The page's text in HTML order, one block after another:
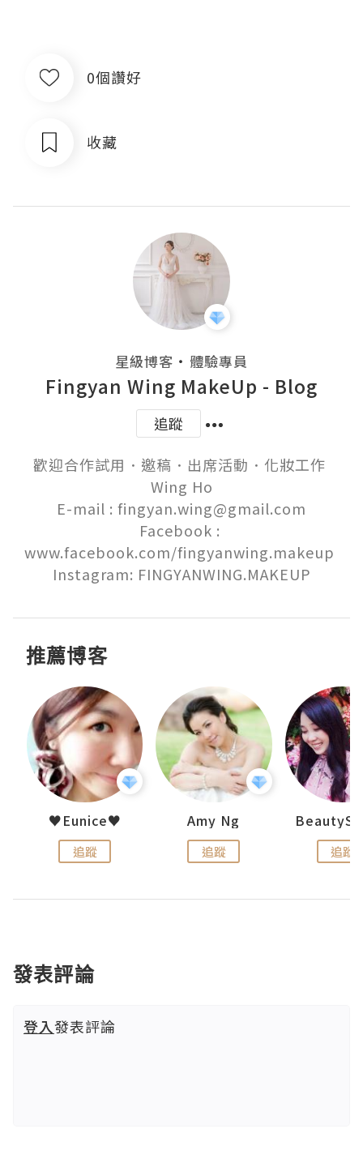
0個讚好
收藏
星級博客 ・ 體驗專員
Fingyan Wing MakeUp - Blog
追蹤
歡迎合作試用．邀稿．出席活動．化妝工作
Wing Ho
E-mail : fingyan.wing@gmail.com
Facebook :
www.facebook.com/fingyanwing.makeup
Instagram: FINGYANWING.MAKEUP
推薦博客
♥Eunice♥
追蹤
Amy Ng
追蹤 追蹤
發表評論
登入發表評論